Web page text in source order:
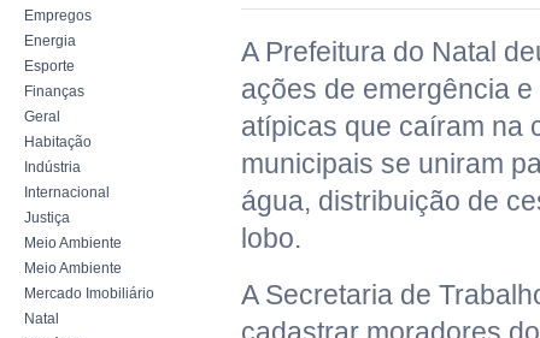
Empregos
Energia
Esporte
Finanças
Geral
Habitação
Indústria
Internacional
Justiça
Meio Ambiente
Meio Ambiente
Mercado Imobiliário
Natal
A Prefeitura do Natal
ações de emergência
atípicas que caíram na
municipais se uniram
água, distribuição de
lobo.
A Secretaria de